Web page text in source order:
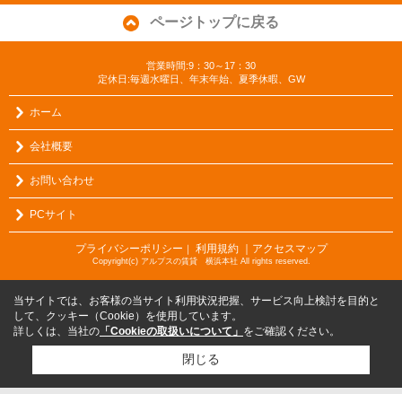
ページトップに戻る
営業時間:9：30～17：30
定休日:毎週水曜日、年末年始、夏季休暇、GW
ホーム
会社概要
お問い合わせ
PCサイト
プライバシーポリシー 利用規約 ｜アクセスマップ
Copyright(c) アルプスの賃貸 横浜本社 All rights reserved.
当サイトでは、お客様の当サイト利用状況把握、サービス向上検討を目的と
して、クッキー（Cookie）を使用しています。
詳しくは、当社の 「Cookieの取扱いについて」 をご確認ください。
閉じる